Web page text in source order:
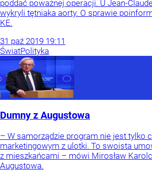
poddać poważnej operacji. U Jean-
wykryli tętniaka aorty. O sprawie
KE.
31 paź 2019 19:11
ŚwiatPolityka
Dumny z Augustowa
– W samorządzie program nie jest tylko
marketingowym z ulotki. To swoista
z mieszkańcami – mówi Mirosław
Augustowa.